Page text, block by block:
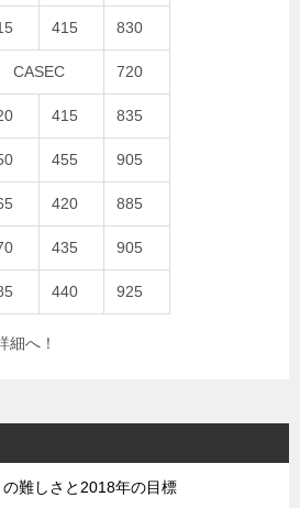
415 830
CASEC 720
415 835
455 905
420 885
435 905
440 925
細へ！
難しさと2018年の目標